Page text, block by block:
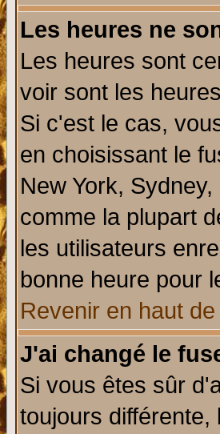
Les heures ne
Les heures sont
voir sont les
Si c'est le cas,
en choisissant le
New York,
comme la plupart
les utilisateurs
bonne heure pour
Revenir en haut
J'ai changé le
Si vous êtes sûr
toujours